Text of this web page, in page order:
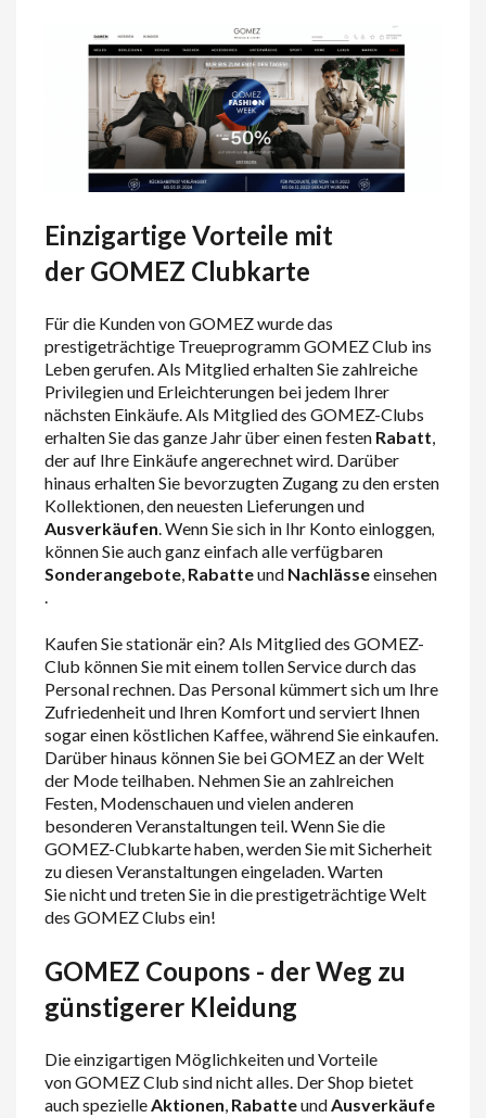
Einzigartige Vorteile mit
der GOMEZ Clubkarte
Für die Kunden von GOMEZ wurde das
prestigeträchtige Treueprogramm GOMEZ Club ins
Leben gerufen. Als Mitglied erhalten Sie zahlreiche
Privilegien und Erleichterungen bei jedem Ihrer
nächsten Einkäufe. Als Mitglied des GOMEZ-Clubs
erhalten Sie das ganze Jahr über einen festen Rabatt,
der auf Ihre Einkäufe angerechnet wird. Darüber
hinaus erhalten Sie bevorzugten Zugang zu den ersten
Kollektionen, den neuesten Lieferungen und
Ausverkäufen.Wenn Siesich in Ihr Konto einloggen,
können Sieauch ganz einfach alle verfügbaren
Sonderangebote, Rabatteund Nachlässeeinsehen
.
Kaufen Sie stationär ein? Als Mitglied des GOMEZ-
Club können Sie mit einem tollen Service durch das
Personal rechnen. Das Personal kümmert sich um Ihre
Zufriedenheit und Ihren Komfort und serviert Ihnen
sogar einen köstlichen Kaffee, während Sie einkaufen.
Darüber hinaus können Sie bei GOMEZ an der Welt
der Mode teilhaben. Nehmen Sie an zahlreichen
Festen, Modenschauen und vielen anderen
besonderen Veranstaltungen teil. Wenn Sie die
GOMEZ-Clubkarte haben, werden Sie mit Sicherheit
zu diesen Veranstaltungen eingeladen.Warten
Sienicht und treten Sie in die prestigeträchtige Welt
des GOMEZ Clubs ein!
GOMEZ Coupons - der Weg zu
günstigerer Kleidung
Die einzigartigen Möglichkeiten und Vorteile
von GOMEZ Club sind nicht alles. Der Shop bietet
auch spezielle Aktionen Rabatteund Ausverkäufe